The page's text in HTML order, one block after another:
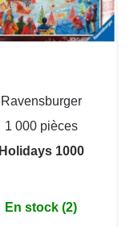
Ravensburger
1 000 pièces
Holidays 1000
En stock (2)